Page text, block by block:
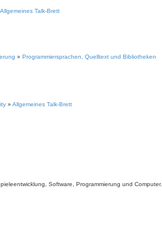
Allgemeines Talk-Brett
» Programmiersprachen, Quelltext und Bibliotheken
» Allgemeines Talk-Brett
Software, Programmierung und Computer.